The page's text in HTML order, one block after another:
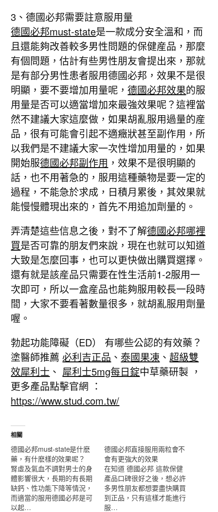
3、德國必邦需要註意服用量
德國必邦must-state是一款成分安全溫和，而
且還能夠改善較多男性問題的保健産品，那麼
有個問題，估計有些男性朋友會提出來，那就
是有部分男性患者服用德國必邦，效果不是很
明顯，要不要增加用量呢，德國必邦效果的服
用量是否可以適當增加來最強效果呢？這裡當
然不建議大家這麼做，如果胡亂服用過量的産
品，很有可能會引起不適癥狀甚至副作用，所
以我們是不建議大家一次性增加用量的，如果
開始服德國必邦副作用 ，效果不是很明顯的
話，也不用著急的，服用這種藥物是要一定的
過程，不能急於求成，日積月累後，其效果就
能慢慢體現出來的，首先不用追加劑量的。
弄清楚這些信息之後，對不了解德國必邦哪裡
買是否可靠的朋友們來說，現在也就可以知道
大致是怎麼回事，也可以更快做出購買選擇。
還有就是該産品只需要在性生活前1-2服用一
次即可，所以一盒産品也能夠服用較長一段時
間，大家不要看著數量很多，就胡亂服用劑量
喔。
勃起功能障礙（ED） 有哪些公認的有效藥？
塗醫師推薦必利吉正品 、 泰國果凍 、 超級雙
效犀利士 、 犀利士5mg每日錠中草藥研製 ，
更多產品點擊官網 ：
https://www.stud.com.tw/
相關
德國必邦must-state是什麽
藥，有什麽樣的效果呢？
腎虛及氣血不調對男士的身
體影響很大，長期的有長期
缺鈣、性功能下降等情況，
而適當的服用德國必邦是可
以起…
德國必邦直接服用兩粒會不
會有更強大的效果
在知道 德國必邦 這款保健
產品口碑很好之後，想必許
多男性朋友都想要盡快購買
到正品，只有這樣才能進行
服…